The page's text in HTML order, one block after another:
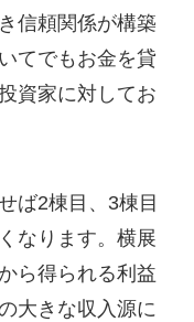
信頼関係が構築
てでもお金を貸
資家に対してお
ば2棟目、3棟目
なります。横展
ら得られる利益
大きな収入源に